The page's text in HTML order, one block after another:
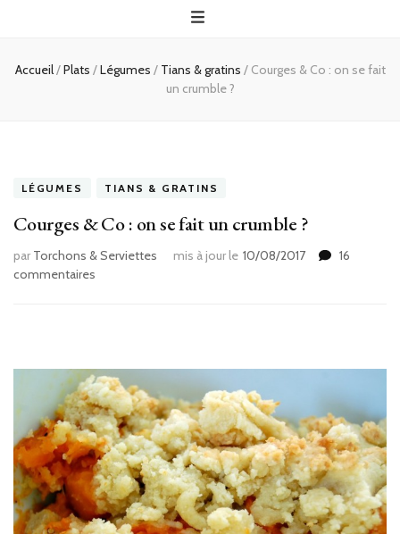
Serviettes
Accueil/Plats /Légumes / Tians & gratins / Courges & Co : on se fait
un crumble ?
LÉGUMES TIANS & GRATINS
Courges & Co : on se fait un crumble ?
par Torchons & Serviettes mis à jour le 10/08/2017
16
commentaires
on
se
fait
un
crumble
?